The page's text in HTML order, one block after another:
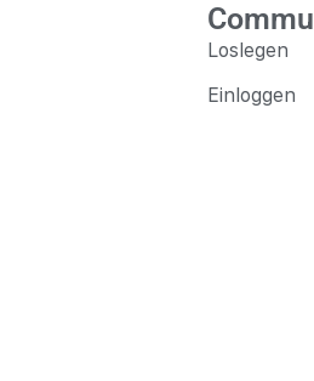
Loslegen
Einloggen